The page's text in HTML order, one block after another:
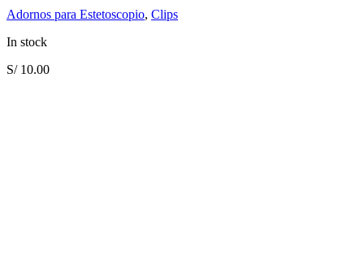
Adornos para Estetoscopio, Clips
In stock
S/10.00